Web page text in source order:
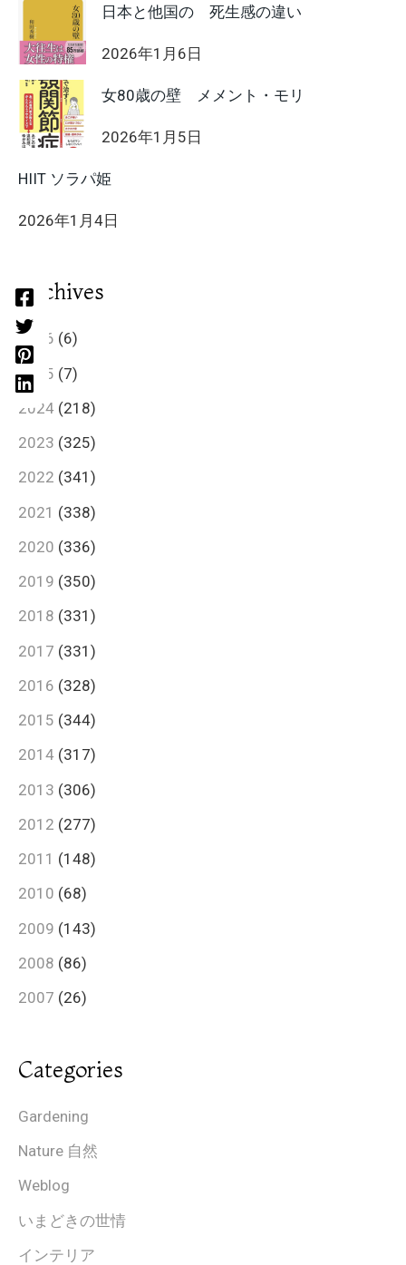
日本と他国の 死生感の違い
2026年1月6日
女80歳の壁 メメント・モリ
2026年1月5日
HIIT ソラパ姫
2026年1月4日
Archives
2026 (6)
2025 (7)
2024 (218)
2023 (325)
2022 (341)
2021 (338)
2020 (336)
2019 (350)
2018 (331)
2017 (331)
2016 (328)
2015 (344)
2014 (317)
2013 (306)
2012 (277)
2011 (148)
2010 (68)
2009 (143)
2008 (86)
2007 (26)
Categories
Gardening
Nature 自然
Weblog
いまどきの世情
インテリア